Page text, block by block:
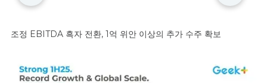
조정 EBITDA 흑자 전환, 1억 위안 이상의 추가 수주 확보​​